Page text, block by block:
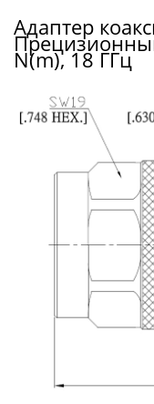
Адаптер
N(m), 18 ГГц